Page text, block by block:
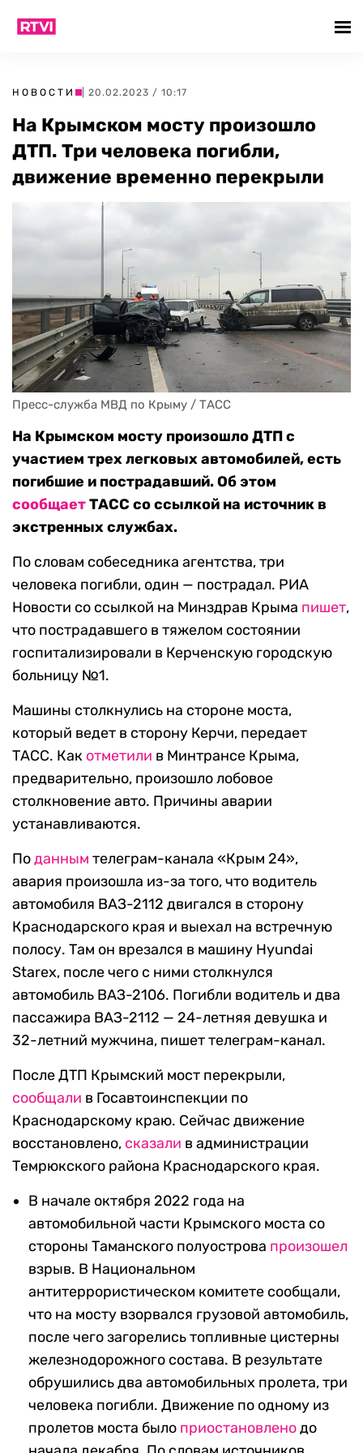
НОВОСТИ | 20.02.2023 / 10:17
На Крымском мосту произошло
ДТП. Три человека погибли,
движение временно перекрыли
Пресс-служба МВД по Крыму / ТАСС
На Крымском мосту произошло ДТП с
участием трех легковых автомобилей, есть
погибшие и пострадавший.Об этом
сообщаетТАСС со ссылкой на источник в
экстренных службах.
По словам собеседника агентства, три
человека погибли, один — пострадал. РИА
Новости со ссылкой на Минздрав Крыма пишет,
что пострадавшего в тяжелом состоянии
госпитализировали в Керченскую городскую
больницу №1.
Машины столкнулись на стороне моста,
который ведет в сторону Керчи, передает
ТАСС. Как отметили в Минтрансе Крыма,
предварительно, произошло лобовое
столкновение авто. Причины аварии
устанавливаются.
Поданным телеграм-канала «Крым 24»,
авария произошла из-за того, что водитель
автомобиля ВАЗ-2112 двигался в сторону
Краснодарского края и выехал на встречную
полосу. Там он врезался в машину Hyundai
Starex, после чего с ними столкнулся
автомобиль ВАЗ-2106. Погибли водитель и два
пассажира ВАЗ-2112 — 24-летняя девушка и
32-летний мужчина, пишет телеграм-канал.
После ДТП Крымский мост перекрыли,
сообщали в Госавтоинспекции по
Краснодарскому краю. Сейчас движение
восстановлено, сказали в администрации
Темрюкского района Краснодарского края.
В начале октября 2022 года на
автомобильной части Крымского моста со
стороны Таманского полуострова произошел
взрыв. В Национальном
антитеррористическом комитете сообщали,
что на мосту взорвался грузовой автомобиль,
после чего загорелись топливные цистерны
железнодорожного состава. В результате
обрушились два автомобильных пролета, три
человека погибли. Движение по одному из
пролетов моста было приостановленодо